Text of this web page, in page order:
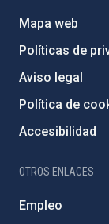
Mapa web
Políticas de
Aviso legal
Política de
Accesibilidad
OTROS ENLACES
Empleo